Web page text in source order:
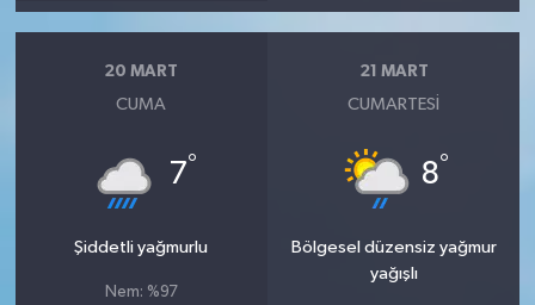
20 MART
CUMA
7°
Şiddetli yağmurlu
Nem: %97
21 MART
CUMARTESI
8°
Bölgesel düzensiz yağmur
yağışlı